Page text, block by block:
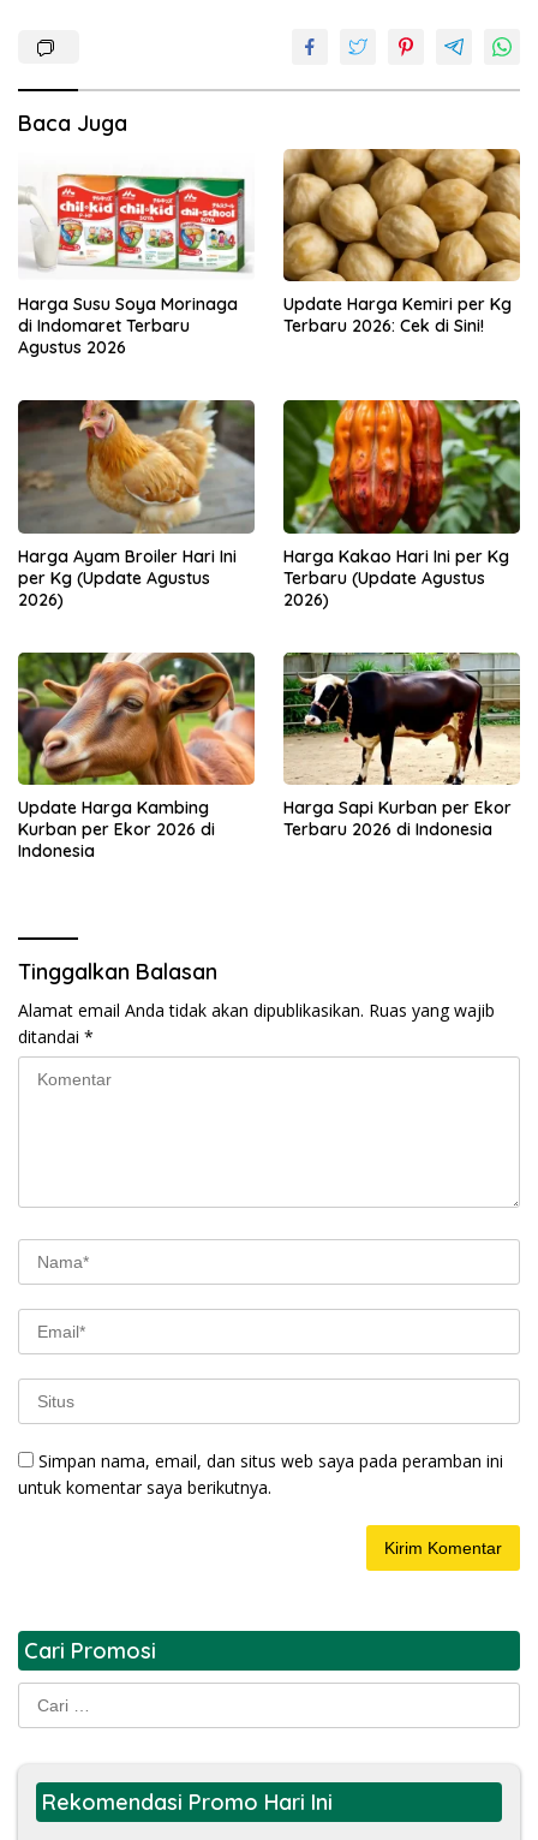
Baca Juga
Harga Susu Soya Morinaga
di Indomaret Terbaru
Agustus 2026
Update Harga Kemiri per Kg
Terbaru 2026: Cek di Sini!
Harga Ayam Broiler Hari Ini
per Kg (Update Agustus
2026)
Harga Kakao Hari Ini per Kg
Terbaru (Update Agustus
2026)
Update Harga Kambing
Kurban per Ekor 2026 di
Indonesia
Harga Sapi Kurban per Ekor
Terbaru 2026 di Indonesia
Tinggalkan Balasan
Alamat email Anda tidak akan dipublikasikan. Ruas yang wajib
ditandai *
Simpan nama, email, dan situs web saya pada peramban ini
untuk komentar saya berikutnya.
Cari Promosi
Cari
untuk:
Rekomendasi Promo Hari Ini